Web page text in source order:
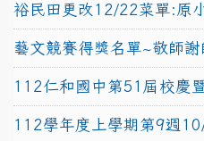
裕民田更改12/22菜單:原
藝文競賽得獎名單~敬師
112仁和國中第51屆校慶
112學年度上學期第9週